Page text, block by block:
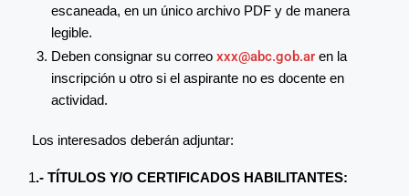
escaneada, en un único archivo PDF y de manera
legible.
Deben consignar su correo xxx@abc.gob.ar en la
inscripción u otro si el aspirante no es docente en
actividad.
Los interesados deberán adjuntar:
1.- TÍTULOS Y/O CERTIFICADOS HABILITANTES: